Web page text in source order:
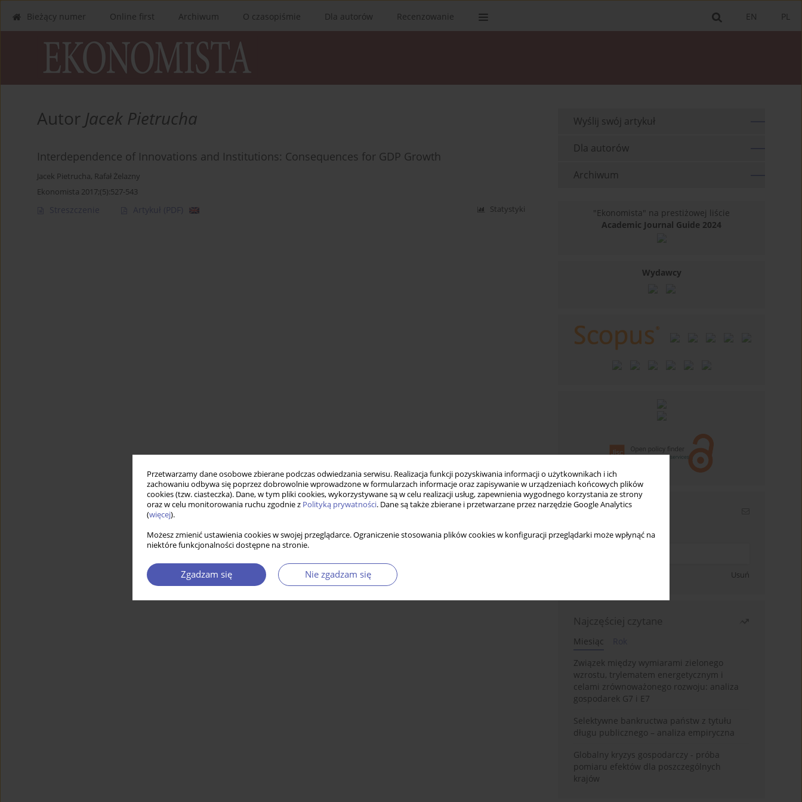
Przetwarzamy dane osobowe zbierane podczas odwiedzania serwisu. Realizacja funkcji pozyskiwania informacji o użytkownikach i ich
zachowaniu odbywa się poprzez dobrowolnie wprowadzone w formularzach informacje oraz zapisywanie w urządzeniach końcowych plików
cookies (tzw. ciasteczka). Dane, w tym pliki cookies, wykorzystywane są w celu realizacji usług, zapewnienia wygodnego korzystania ze strony
oraz w celu monitorowania ruchu zgodnie z Polityką prywatności. Dane są także zbierane i przetwarzane przez narzędzie Google Analytics
(więcej).
Możesz zmienić ustawienia cookies w swojej przeglądarce. Ograniczenie stosowania plików cookies w konfiguracji przeglądarki może wpłynąć na
niektóre funkcjonalności dostępne na stronie.
Zgadzam się Nie zgadzam się
PL
EN
Bieżący numer Online first Archiwum O czasopiśmie Dla autorów Recenzowanie
Autor Jacek Pietrucha
Interdependence of Innovations and Institutions: Consequences for GDP Growth
Jacek Pietrucha, Rafał Żelazny
Ekonomista 2017;(5):527-543
Streszczenie Artykuł (PDF) Statystyki
Wyślij swój artykuł
Dla autorów
Archiwum
"Ekonomista" na prestiżowej liście
Academic Journal Guide 2024
Wydawcy
Newsletter
Wpisz swój adres email
Usuń
Najczęściej czytane
Miesiąc
Związek między wymiarami zielonego
wzrostu, trylematem energetycznym i
celami zrównoważonego rozwoju: analiza
gospodarek G7 i E7
Selektywne bankructwa państw z tytułu
długu publicznego – analiza empiryczna
Globalny kryzys gospodarczy - próba
pomiaru efektów dla poszczególnych
krajów